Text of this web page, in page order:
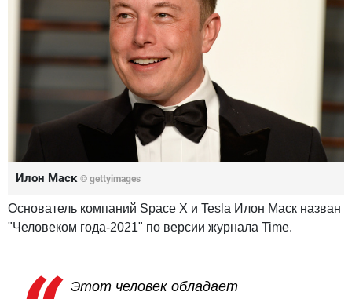
Илон Маск © gettyimages
Основатель компаний Space X и Tesla Илон Маск назван
"Человеком года-2021" по версии журнала Time.
Этот человек обладает